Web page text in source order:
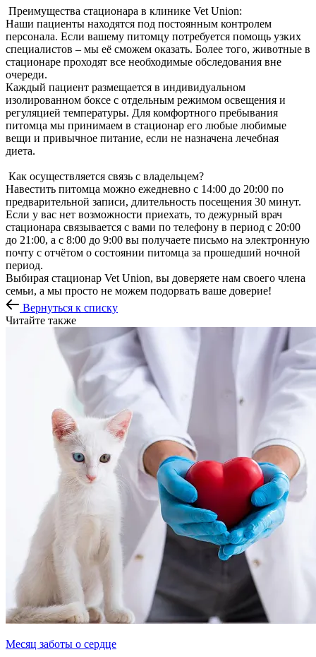
Преимущества стационара в клинике Vet Union:
Наши пациенты находятся под постоянным контролем
персонала. Если вашему питомцу потребуется помощь узких
специалистов – мы её сможем оказать. Более того, животные в
стационаре проходят все необходимые обследования вне
очереди.
Каждый пациент размещается в индивидуальном
изолированном боксе с отдельным режимом освещения и
регуляцией температуры. Для комфортного пребывания
питомца мы принимаем в стационар его любые любимые
вещи и привычное питание, если не назначена лечебная
диета.
Как осуществляется связь с владельцем?
Навестить питомца можно ежедневно с 14:00 до 20:00 по
предварительной записи, длительность посещения 30 минут.
Если у вас нет возможности приехать, то дежурный врач
стационара связывается с вами по телефону в период с 20:00
до 21:00, а с 8:00 до 9:00 вы получаете письмо на электронную
почту с отчётом о состоянии питомца за прошедший ночной
период.
Выбирая стационар Vet Union, вы доверяете нам своего члена
семьи, а мы просто не можем подорвать ваше доверие!
Вернуться к списку
Читайте также
Месяц заботы о сердце